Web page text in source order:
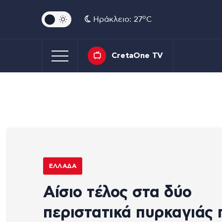
Ηράκλειο: 27oC
CretaOne TV
ΕΛΛΆΔΑ
Αίσιο τέλος στα δύο
περιστατικά πυρκαγιάς